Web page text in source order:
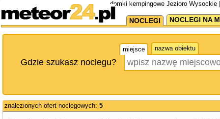
domki kempingowe Jezioro
NOCLEGI NOCLEGI NA
miejsce nazwa obiektu
Gdzie szukasz noclegu?
znalezionych ofert noclegowych: 5